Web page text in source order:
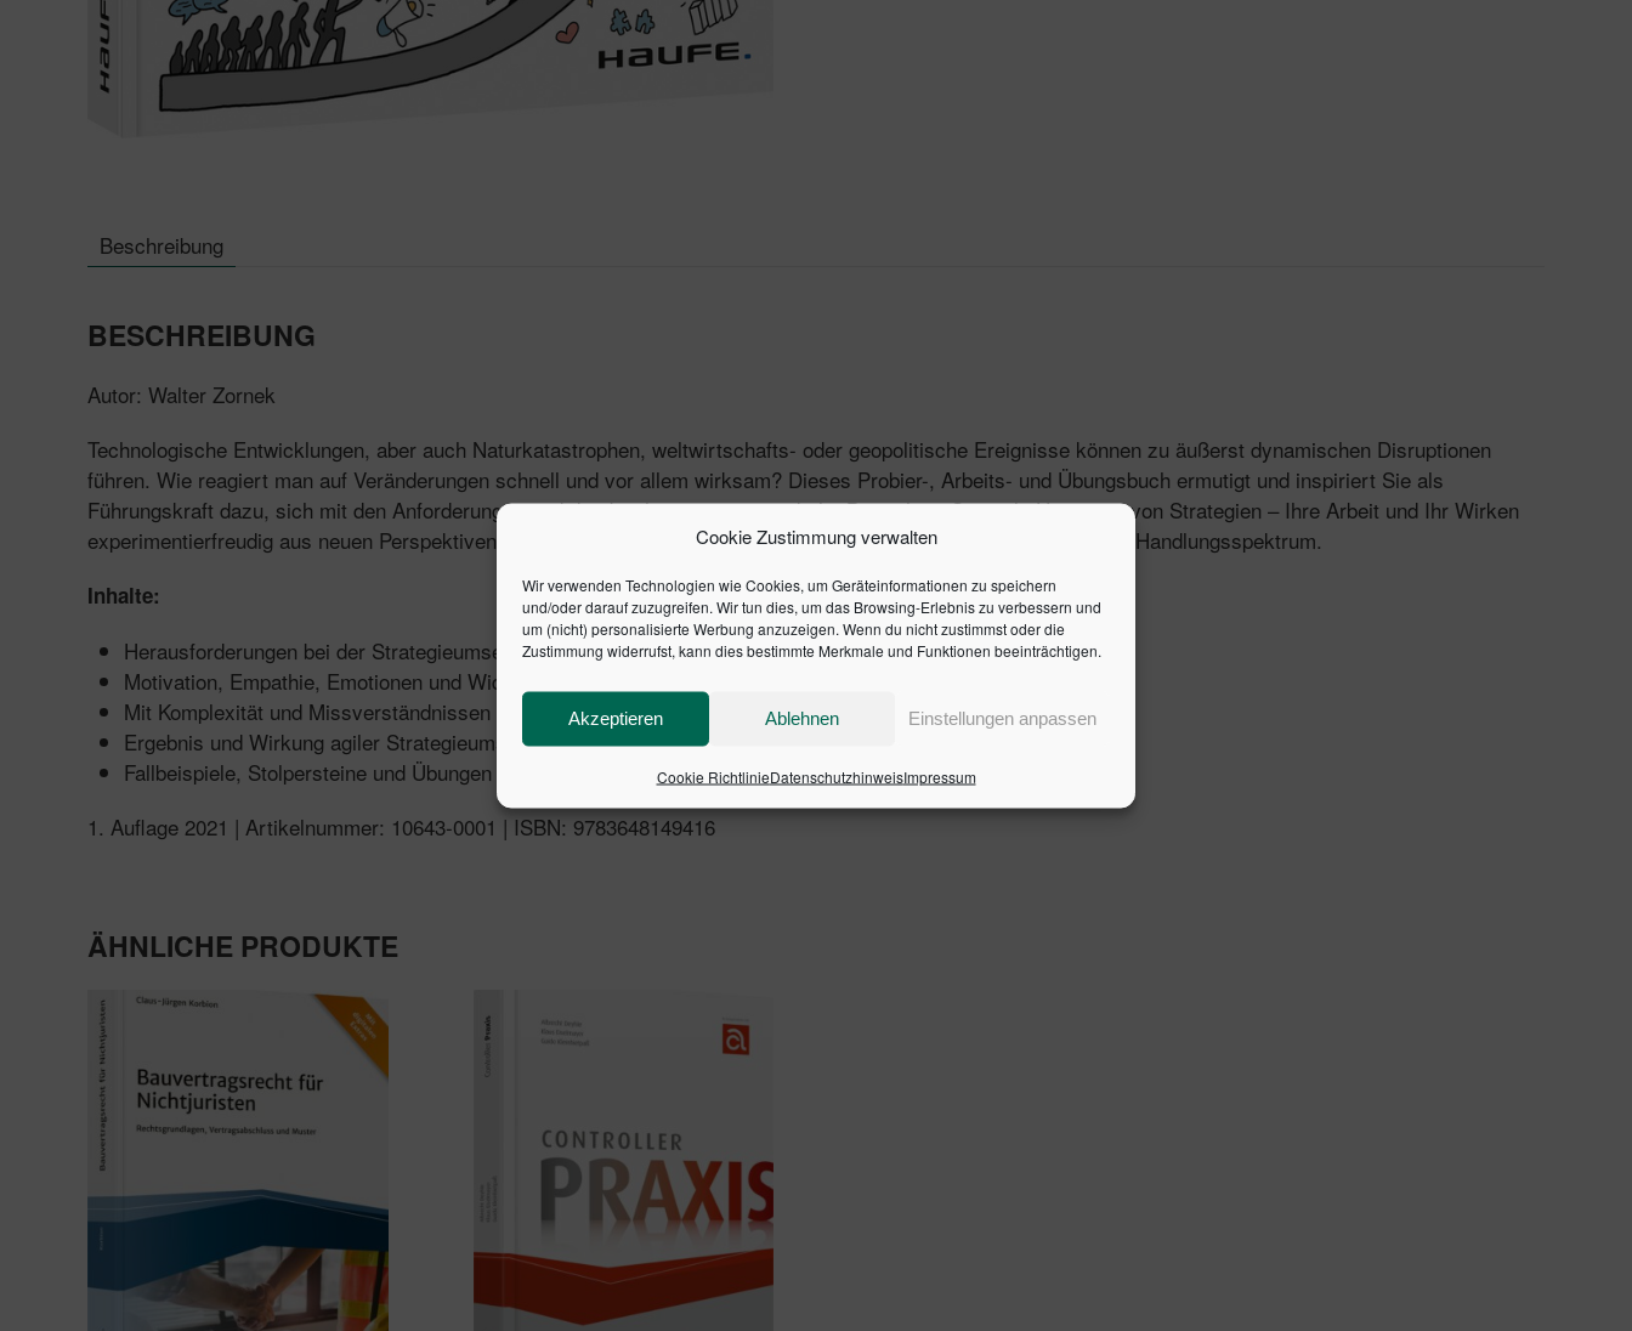
Cookie Zustimmung verwalten
Wir verwenden Technologien wie Cookies, um Geräteinformationen zu speichern
und/oder darauf zuzugreifen. Wir tun dies, um das Browsing-Erlebnis zu verbessern und
um (nicht) personalisierte Werbung anzuzeigen. Wenn du nicht zustimmst oder die
Zustimmung widerrufst, kann dies bestimmte Merkmale und Funktionen beeinträchtigen.
Akzeptieren Ablehnen Einstellungen anpassen
Cookie RichtlinieDatenschutzhinweisImpressum
Beschreibung
BESCHREIBUNG
Autor: Walter Zornek
Technologische Entwicklungen, aber auch Naturkatastrophen, weltwirtschafts- oder geopolitische Ereignisse können zu äußerst dynamischen Disruptionen
führen. Wie reagiert man auf Veränderungen schnell und vor allem wirksam? Dieses Probier-, Arbeits- und Übungsbuch ermutigt und inspiriert Sie als
Führungskraft dazu, sich mit den Anforderungen und darüber hinaus zu entwickeln: Betrachten Sie – als Umsetzer von Strategien – Ihre Arbeit und Ihr Wirken
experimentierfreudig aus neuen Perspektiven, leiten Sie daraus Ansätze für Veränderungen ab und erweitern so Ihr Handlungsspektrum.
Inhalte:
Herausforderungen bei der Strategieumsetzung
Motivation, Empathie, Emotionen und Widerstand als Ressourcen agiler Umsetzung nutzen
Mit Komplexität und Missverständnissen umgehen
Ergebnis und Wirkung agiler Strategieumsetzung
Fallbeispiele, Stolpersteine und Übungen
1. Auflage 2021 | Artikelnummer: 10643-0001 | ISBN: 9783648149416
ÄHNLICHE PRODUKTE